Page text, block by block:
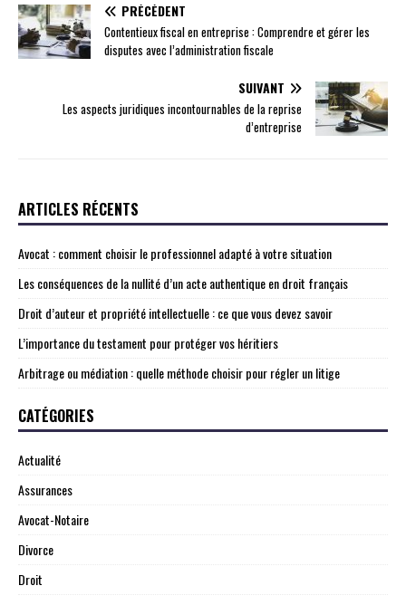
PRÉCÉDENT
Contentieux fiscal en entreprise : Comprendre et gérer les
disputes avec l’administration fiscale
SUIVANT
Les aspects juridiques incontournables de la reprise
d’entreprise
ARTICLES RÉCENTS
Avocat : comment choisir le professionnel adapté à votre situation
Les conséquences de la nullité d’un acte authentique en droit français
Droit d’auteur et propriété intellectuelle : ce que vous devez savoir
L’importance du testament pour protéger vos héritiers
Arbitrage ou médiation : quelle méthode choisir pour régler un litige
CATÉGORIES
Actualité
Assurances
Avocat-Notaire
Divorce
Droit